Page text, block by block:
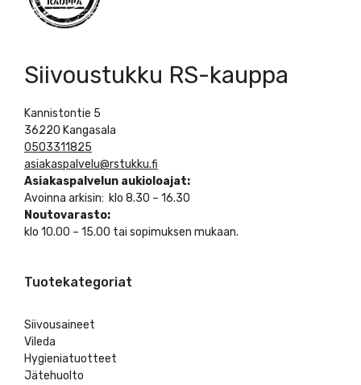
Siivoustukku RS-kauppa
Kannistontie 5
36220 Kangasala
0503311825
asiakaspalvelu@rstukku.fi
Asiakaspalvelun aukioloajat:
Avoinna arkisin: klo 8.30 – 16.30
Noutovarasto:
klo 10.00 – 15.00 tai sopimuksen mukaan.
Tuotekategoriat
Siivousaineet
Vileda
Hygieniatuotteet
Jätehuolto